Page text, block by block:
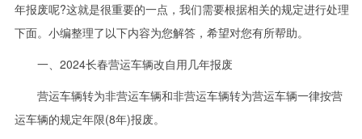
年报废呢?这就是很重要的一点，我们需要根据相关的规定进行处理
下面。小编整理了以下内容为您解答，希望对您有所帮助。
一、2024长春营运车辆改自用几年报废
营运车辆转为非营运车辆和非营运车辆转为营运车辆一律按营
运车辆的规定年限(8年)报废。